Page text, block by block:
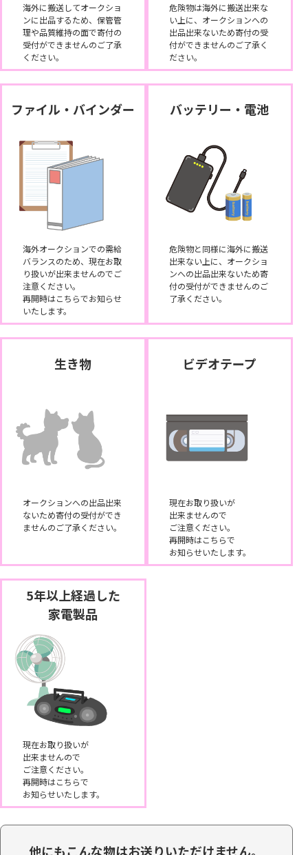
海外に搬送してオークショ
ンに出品するため、保管管
理や品質維持の面で寄付の
受付ができませんのご了承
ください。
危険物は海外に搬送出来な
い上に、オークションへの
出品出来ないため寄付の受
付ができませんのご了承く
ださい。
ファイル・バインダー
海外オークションでの需給
バランスのため、現在お取
り扱いが出来ませんのでご
注意ください。
再開時はこちらでお知らせ
いたします。
バッテリー・電池
危険物と同様に海外に搬送
出来ない上に、オークショ
ンへの出品出来ないため寄
付の受付ができませんのご
了承ください。
生き物
オークションへの出品出来
ないため寄付の受付ができ
ませんのご了承ください。
ビデオテープ
現在お取り扱いが
出来ませんので
ご注意ください。
再開時はこちらで
お知らせいたします。
5年以上経過した
家電製品
現在お取り扱いが
出来ませんので
ご注意ください。
再開時はこちらで
お知らせいたします。
他にもこんな物はお送りいただけません。